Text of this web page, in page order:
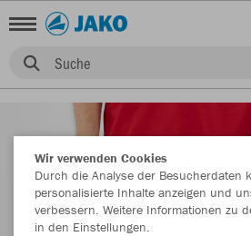
Suche
Wir verwenden Cookies
Durch die Analyse der Besucherdaten
personalisierte Inhalte anzeigen und
verbessern. Weitere Informationen zu
in den Einstellungen.